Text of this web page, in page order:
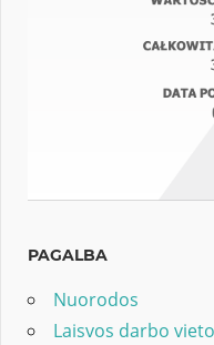
PAGALBA
Nuorodos
Laisvos darbo